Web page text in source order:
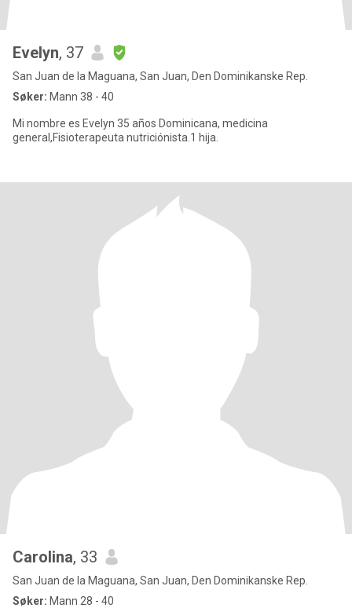
Evelyn, 37
San Juan de la Maguana, San Juan, Den Dominikanske Rep.
Søker: Mann 38 - 40
Mi nombre es Evelyn 35 años Dominicana, medicina
general,Fisioterapeuta nutriciónista.1 hija.
Carolina, 33
San Juan de la Maguana, San Juan, Den Dominikanske Rep.
Søker: Mann 28 - 40